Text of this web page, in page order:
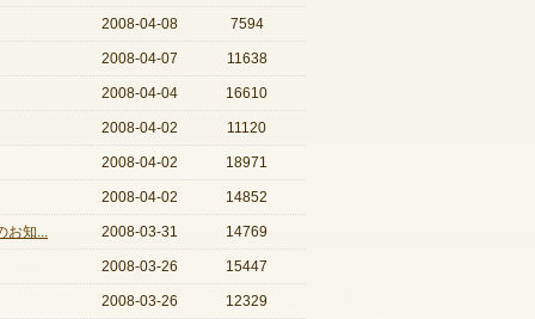
2008-04-08 7594
2008-04-07 11638
2008-04-04 16610
2008-04-02 11120
2008-04-02 18971
2008-04-02 14852
お知... 2008-03-31 14769
2008-03-26 15447
2008-03-26 12329